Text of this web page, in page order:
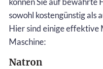
sowohl kostengünstig als
Hier sind einige effektive
Maschine:
Natron